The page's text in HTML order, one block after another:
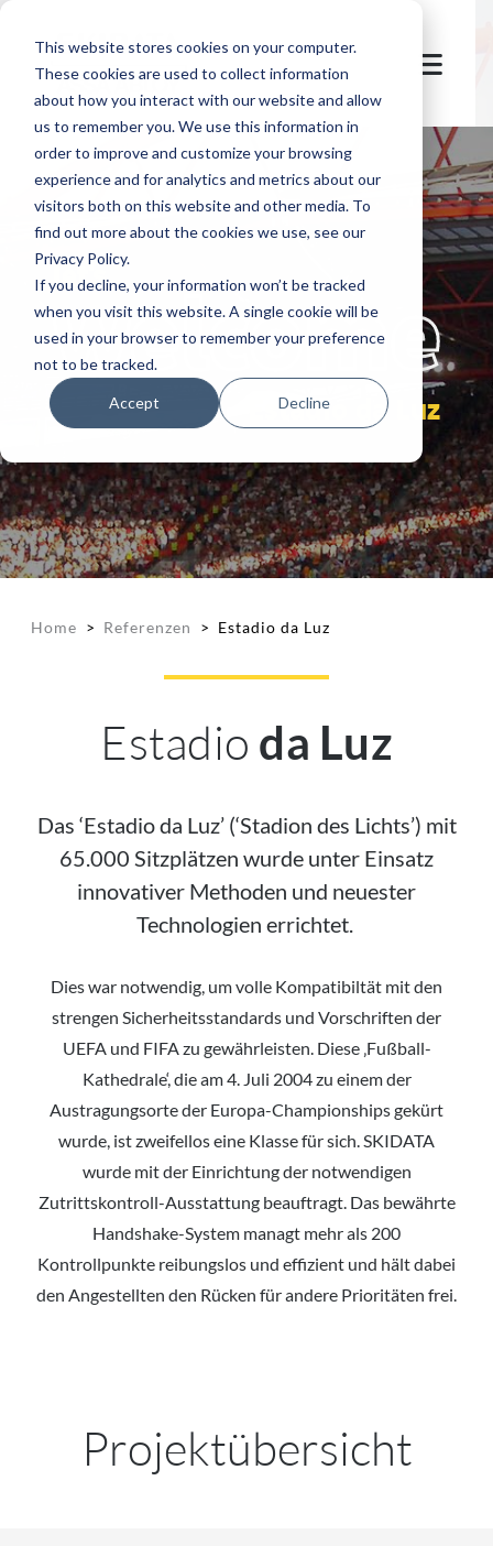
This website stores cookies on your computer.
These cookies are used to collect information
about how you interact with our website and allow
us to remember you. We use this information in
order to improve and customize your browsing
experience and for analytics and metrics about our
visitors both on this website and other media. To
find out more about the cookies we use, see our
Privacy Policy.
If you decline, your information won’t be tracked
when you visit this website. A single cookie will be
used in your browser to remember your preference
not to be tracked.
Accept Decline
let's
welcome
Estadio da Luz
Home > Referenzen > Estadio da Luz
Estadio da Luz
Das ‘Estadio da Luz’ (‘Stadion des Lichts’) mit
65.000 Sitzplätzen wurde unter Einsatz
innovativer Methoden und neuester
Technologien errichtet.
Dies war notwendig, um volle Kompatibiltät mit den
strengen Sicherheitsstandards und Vorschriften der
UEFA und FIFA zu gewährleisten. Diese ‚Fußball-
Kathedrale‘, die am 4. Juli 2004 zu einem der
Austragungsorte der Europa-Championships gekürt
wurde, ist zweifellos eine Klasse für sich. SKIDATA
wurde mit der Einrichtung der notwendigen
Zutrittskontroll-Ausstattung beauftragt. Das bewährte
Handshake-System managt mehr als 200
Kontrollpunkte reibungslos und effizient und hält dabei
den Angestellten den Rücken für andere Prioritäten frei.
Projektübersicht